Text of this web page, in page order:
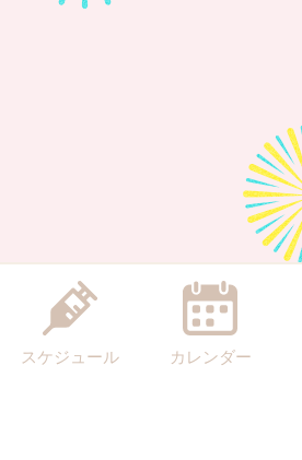
スケジュール カレンダー